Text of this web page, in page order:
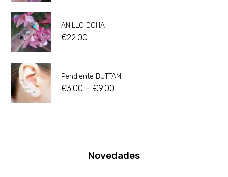
ANILLO DOHA
€22.00
Pendiente BUTTAM
€3.00 - €9.00
Novedades